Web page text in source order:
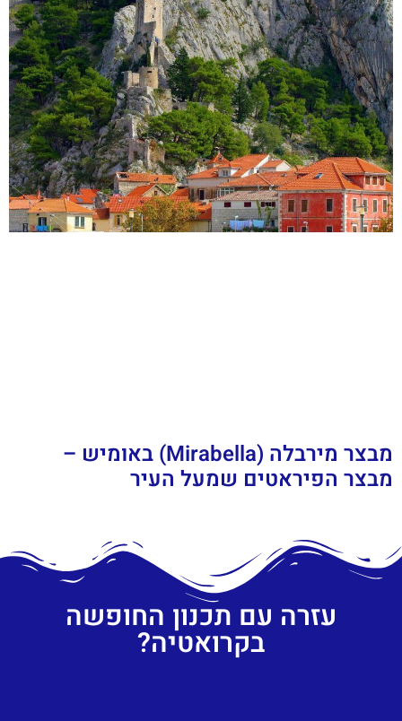
מבצר מירבלה (Mirabella) באומיש –
מבצר הפיראטים שמעל העיר
עזרה עם תכנון החופשה
בקרואטיה?